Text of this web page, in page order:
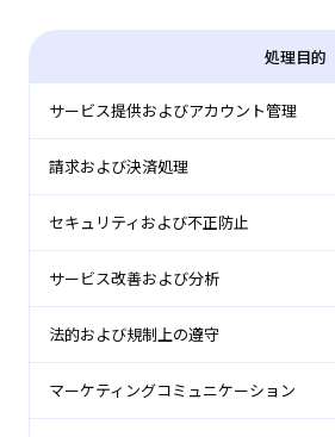
処理目的
サービス提供およびアカウント管理
請求および決済処理
セキュリティおよび不正防止
サービス改善および分析
法的および規制上の遵守
マーケティングコミュニケーション